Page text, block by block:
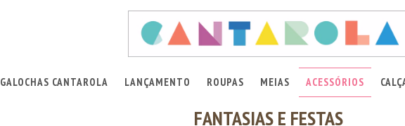
GALOCHAS CANTAROLA LANÇAMENTO ROUPAS MEIAS ACESSÓRIOS
FANTASIAS E FESTAS